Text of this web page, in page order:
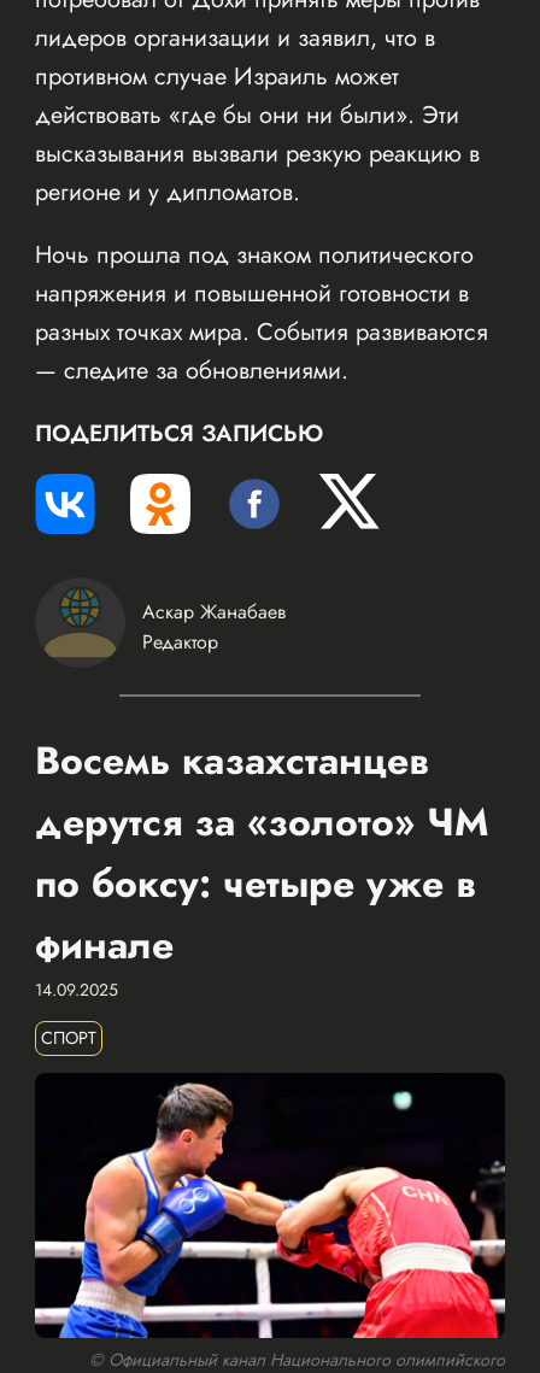
лидеров организации и заявил, что в
противном случае Израиль может
действовать «где бы они ни были». Эти
высказывания вызвали резкую реакцию в
регионе и у дипломатов.
Ночь прошла под знаком политического
напряжения и повышенной готовности в
разных точках мира. События развиваются
— следите за обновлениями.
ПОДЕЛИТЬСЯ ЗАПИСЬЮ
Аскар Жанабаев
Редактор
Восемь казахстанцев
дерутся за «золото» ЧМ
по боксу: четыре уже в
финале
14.09.2025
СПОРТ
© Официальный канал Национального олимпийского